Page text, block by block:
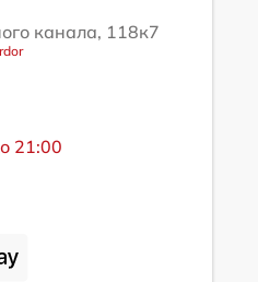
канала, 118к7
21:00